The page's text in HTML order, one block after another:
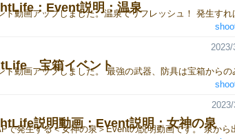
：Event説明：温泉
宝箱イベント
2023/
説明動画：Event説明：女神の泉